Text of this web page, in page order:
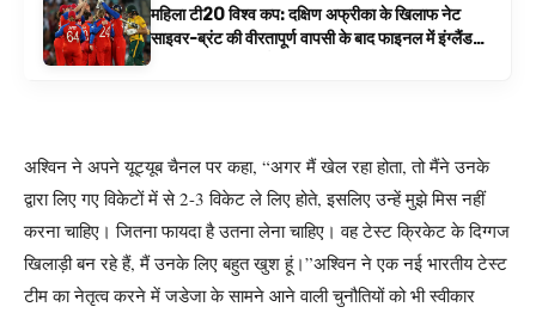
महिला टी20 विश्व कप: दक्षिण अफ्रीका के खिलाफ नेट
साइवर-ब्रंट की वीरतापूर्ण वापसी के बाद फाइनल में इंग्लैंड
अश्विन ने अपने यूट्यूब चैनल पर कहा, “अगर मैं खेल रहा होता, तो मैंने उनके
द्वारा लिए गए विकेटों में से 2-3 विकेट ले लिए होते, इसलिए उन्हें मुझे मिस नहीं
करना चाहिए। जितना फायदा है उतना लेना चाहिए। वह टेस्ट क्रिकेट के दिग्गज
खिलाड़ी बन रहे हैं, मैं उनके लिए बहुत खुश हूं।”अश्विन ने एक नई भारतीय टेस्ट
टीम का नेतृत्व करने में जडेजा के सामने आने वाली चुनौतियों को भी स्वीकार